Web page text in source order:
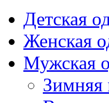
Детская
Женская
Мужская
Зимняя